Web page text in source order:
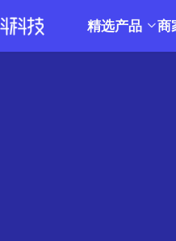
精选产品 商